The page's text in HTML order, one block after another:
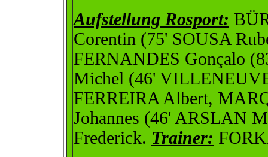
Aufstellung Rosport:
Corentin (75' SOUSA
FERNANDES Gonçalo
Michel (46'
FERREIRA Albert,
Johannes (46' ARSLAN
Frederick. Trainer: